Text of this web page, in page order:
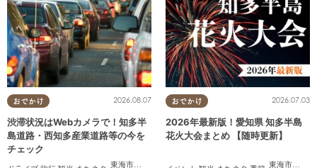
おでかけ
東海市
,大府市 知多市 東浦町,常滑市, 南知多町
2026.08.07
渋滞状況はWebカメラで！知多半
島道路・西知多産業道路等の今を
チェック
おでかけ
東海市
,大府
2026.07.03
2026年最新版！愛知県 知多半島
花火大会まとめ 【随時更新】